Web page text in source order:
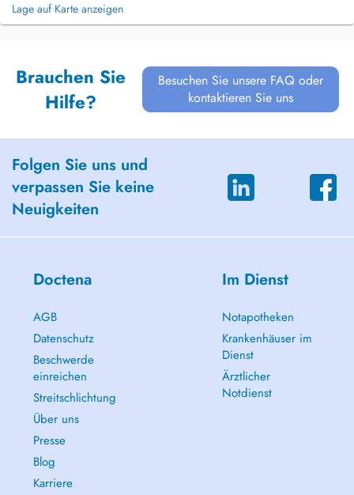
Lage auf Karte anzeigen
Brauchen Sie
Hilfe?
Besuchen Sie unsere FAQ oder
kontaktieren Sie uns
Folgen Sie uns und
verpassen Sie keine
Neuigkeiten
Doctena
AGB
Datenschutz
Beschwerde
einreichen
Streitschlichtung
Über uns
Presse
Blog
Karriere
Im Dienst
Notapotheken
Krankenhäuser im
Dienst
Ärztlicher
Notdienst